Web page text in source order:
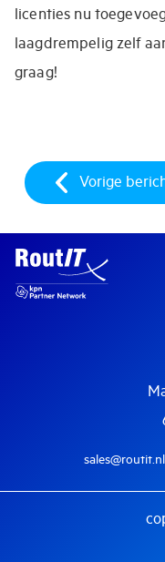
licenties nu
laagdrempelig zelf
graag!
Vorige
sales@routit.nl